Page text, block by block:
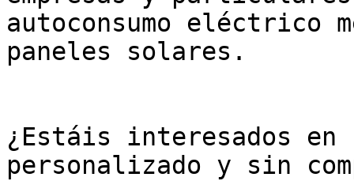
autoconsumo eléctrico
paneles solares.
¿Estáis interesados
personalizado y sin